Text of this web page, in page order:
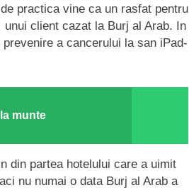
practica vine ca un rasfat pentru
client cazat la Burj al Arab. In
a cancerului la san iPad-
munte
din partea hotelului care a uimit
nu numai o data Burj al Arab a